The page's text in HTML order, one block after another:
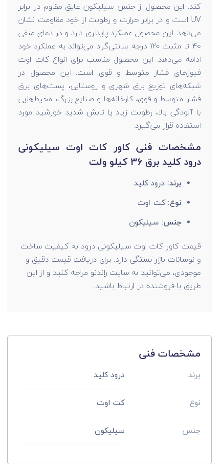
کند. این محصول از جنس سیلیکون عایق مقاوم در برابر
UV است و در برابر حرارت و رطوبت از خود مقاومت نشان
می‌دهد. این محصول عملکرد پایداری دارد و در دمای منفی
40 تا مثبت 120 درجه سانتی‌گراد می‌تواند به عملکرد خود
ادامه می‌دهد. این محصول مناسب برای انواع کات اوت
فیوزهای فشار متوسط و قوی است. این محصول در
شبکه‌های توزیع برق شهری و روستایی، پست‌های برق
فشار متوسط و قوی، کارخانه‌ها و صنایع بزرگ، محیط‌هایی
با آلودگی بالا، رطوبت زیاد یا تابش شدید خورشید مورد
استفاده قرار می‌گیرد.
مشخصات فنی کاور کات اوت سیلیکونی
درود کلید برق 36 کیلو ولت
برند:درود کلید
نوع: کت اوت
جنس: سیلیکون
قیمت کاور کات اوت سیلیکونی درود به کیفیت ساخت
و نوسانات بازار بستگی دارد. برای دریافت قیمت دقیق و
موجودی، می‌توانید به سایت راندنو مراجه کنید و از این
طریق با فروشنده در ارتباط باشید.
مشخصات فنی
برند درود کلید
نوع کت اوت
جنس سیلیکون